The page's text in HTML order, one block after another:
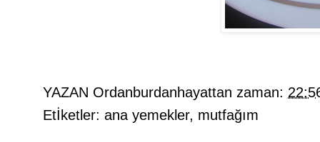
YAZAN Ordanburdanhayattan zaman:
Etİketler: ana yemekler, mutfağım